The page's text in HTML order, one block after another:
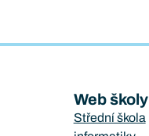
Web školy
Střední škola